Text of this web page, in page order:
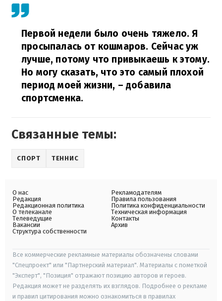
Первой недели было очень тяжело. Я
просыпалась от кошмаров. Сейчас уж
лучше, потому что привыкаешь к этому.
Но могу сказать, что это самый плохой
период моей жизни, – добавила
спортсменка.
Связанные темы:
СПОРТ ТЕННИС
О нас
Редакция
Редакционная политика
О телеканале
Телеведущие
Вакансии
Структура собственности
Рекламодателям
Правила пользования
Политика конфиденциальности
Техническая информация
Контакты
Архив
Все коммерческие рекламные материалы обозначены словами
"Спецпроект" или "Партнерский материал". Материалы с пометкой
"Эксперт", "Позиция" отражают позицию авторов и героев.
Редакция может не разделять их взглядов. Подробнее о рекламе
и правил цитирования можно ознакомиться в правилах